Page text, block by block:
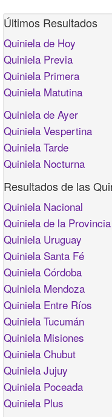
Últimos Resultados
Quiniela de Hoy
Quiniela Previa
Quiniela Primera
Quiniela Matutina
Quiniela de Ayer
Quiniela Vespertina
Quiniela Tarde
Quiniela Nocturna
Resultados de las
Quiniela Nacional
Quiniela de la Provincia
Quiniela Uruguay
Quiniela Santa Fé
Quiniela Córdoba
Quiniela Mendoza
Quiniela Entre Ríos
Quiniela Tucumán
Quiniela Misiones
Quiniela Chubut
Quiniela Jujuy
Quiniela Poceada
Quiniela Plus